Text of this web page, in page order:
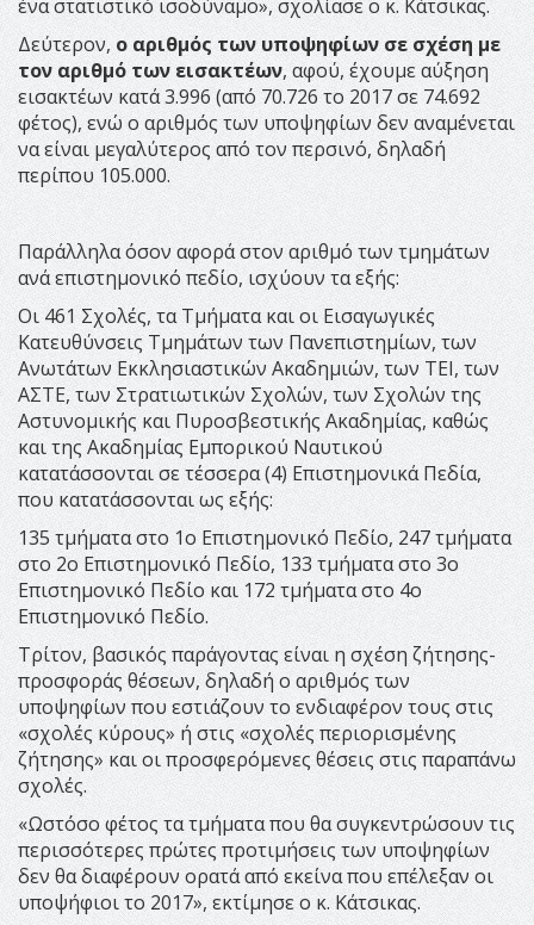
ένα στατιστικό ισοδύναμο», σχολίασε ο κ. Κάτσικας.
Δεύτερον, ο αριθμός των υποψηφίων σε σχέση με
τον αριθμό των εισακτέων, αφού, έχουμε αύξηση
εισακτέων κατά 3.996 (από 70.726 το 2017 σε 74.692
φέτος), ενώ ο αριθμός των υποψηφίων δεν αναμένεται
να είναι μεγαλύτερος από τον περσινό, δηλαδή
περίπου 105.000.
Παράλληλα όσον αφορά στον αριθμό των τμημάτων
ανά επιστημονικό πεδίο, ισχύουν τα εξής:
Oι 461 Σχολές, τα Τμήματα και οι Εισαγωγικές
Κατευθύνσεις Τμημάτων των Πανεπιστημίων, των
Ανωτάτων Εκκλησιαστικών Ακαδημιών, των ΤΕΙ, των
ΑΣΤΕ, των Στρατιωτικών Σχολών, των Σχολών της
Αστυνομικής και Πυροσβεστικής Ακαδημίας, καθώς
και της Ακαδημίας Εμπορικού Ναυτικού
κατατάσσονται σε τέσσερα (4) Επιστημονικά Πεδία,
που κατατάσσονται ως εξής:
135 τμήματα στο 1ο Επιστημονικό Πεδίο, 247 τμήματα
στο 2ο Επιστημονικό Πεδίο, 133 τμήματα στο 3ο
Επιστημονικό Πεδίο και 172 τμήματα στο 4ο
Επιστημονικό Πεδίο.
Τρίτον, βασικός παράγοντας είναι η σχέση ζήτησης-
προσφοράς θέσεων, δηλαδή ο αριθμός των
υποψηφίων που εστιάζουν το ενδιαφέρον τους στις
«σχολές κύρους» ή στις «σχολές περιορισμένης
ζήτησης» και οι προσφερόμενες θέσεις στις παραπάνω
σχολές.
«Ωστόσο φέτος τα τμήματα που θα συγκεντρώσουν τις
περισσότερες πρώτες προτιμήσεις των υποψηφίων
δεν θα διαφέρουν ορατά από εκείνα που επέλεξαν οι
υποψήφιοι το 2017», εκτίμησε ο κ. Κάτσικας.